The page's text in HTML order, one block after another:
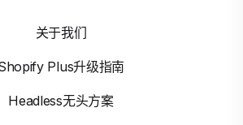
关于我们
Plus升级指南
Headless无头方案